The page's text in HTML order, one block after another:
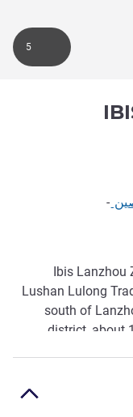
5
-
Ibis
Lushan Lulong
south of
district, about
conference
facilities. The hotel